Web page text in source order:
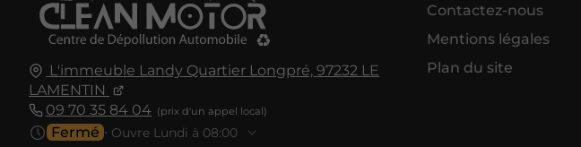
L'immeuble Landy Quartier Longpré, 97232 LE
LAMENTIN
09 70 35 84 04
Fermé ⋅ Ouvre Lundi à 08:00
Contactez-nous
Mentions légales
Plan du site